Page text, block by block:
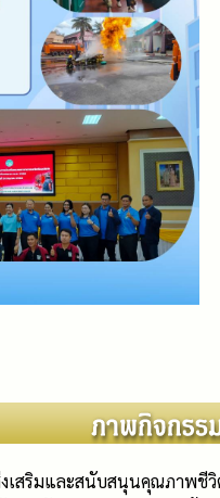
งเสริมและสนับสนุนคุณภาพชี